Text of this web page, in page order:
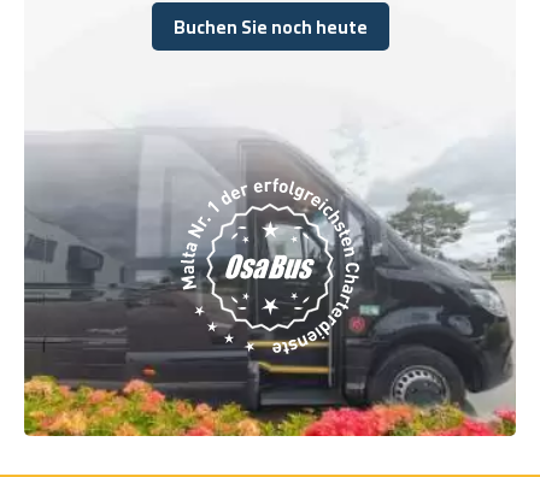
Buchen Sie noch heute
Buchen Sie noch heute